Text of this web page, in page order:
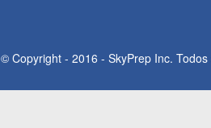
© Copyright - 2016 - SkyPrep Inc.